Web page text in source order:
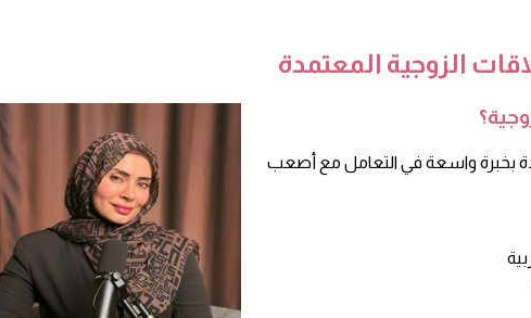
الزوجية المعتمدة
بخبرة واسعة في التعامل مع أصعب